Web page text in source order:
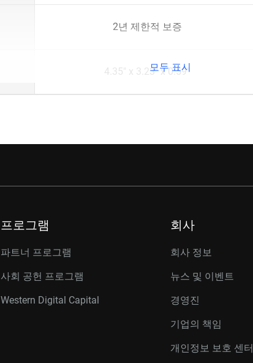
2년 제한적 보증
4.35" x 3.23" x 0.59"
모두 표시
프로그램
파트너 프로그램
사회 공헌 프로그램
Western Digital Capital
회사
회사 정보
뉴스 및 이벤트
경영진
기업의 책임
개인정보 보호 센터